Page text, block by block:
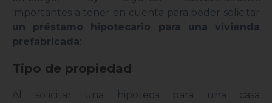
importantes a tener en cuenta para poder solicitar
un préstamo hipotecario para una vivienda
prefabricada
Tipo de propiedad
Al solicitar una hipoteca para una casa